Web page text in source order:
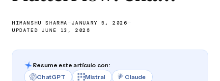
comparación
detallada [2026]
HIMANSHU SHARMA—JANUARY 9, 2026—
UPDATED JUNE 13, 2026
Resume este artículo con:
ChatGPT
Mistral
Claude